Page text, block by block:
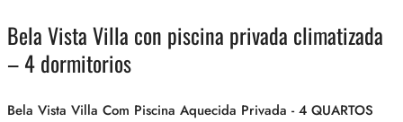
Bela Vista Villa con piscina privada climatizada
– 4 dormitorios
Bela Vista Villa Com Piscina Aquecida Privada - 4 QUARTOS